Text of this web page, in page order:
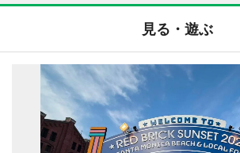
見る・遊ぶ